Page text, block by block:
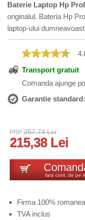
Baterie Laptop Hp
originalul. Bateria Hp
laptop-ului
Transport gratuit
Comanda ajunge
Garantie standard:
PRP 257,73 Lei
215,38 Lei
fara cont, de pe
Firma 100%
TVA inclus